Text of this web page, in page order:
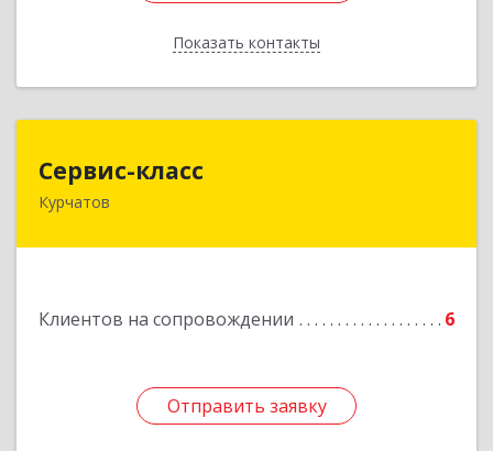
Показать контакты
Назад
Сервис-класс
Курчатов
Клиентов на сопровождении 6
Отправить заявку
Подробнее
Отправить заявку